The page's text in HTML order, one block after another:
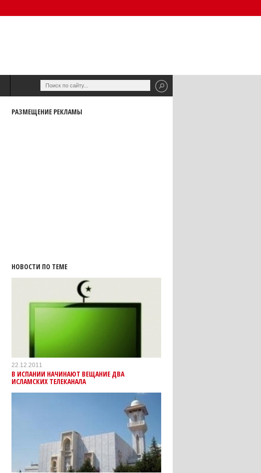
РАЗМЕЩЕНИЕ РЕКЛАМЫ
НОВОСТИ ПО ТЕМЕ
22.12.2011
В ИСПАНИИ НАЧИНАЮТ ВЕЩАНИЕ ДВА
ИСЛАМСКИХ ТЕЛЕКАНАЛА